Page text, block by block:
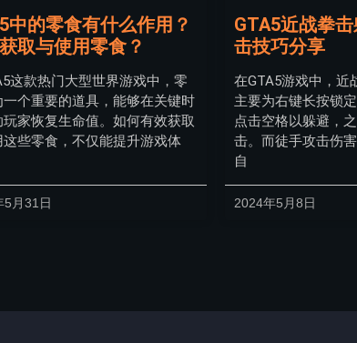
中的零食有什么作用？
取与使用零食？
这款热门大型世界游戏中，零
一个重要的道具，能够在关键时
家恢复生命值。如何有效获取
这些零食，不仅能提升游戏体
5月31日
GTA5近战拳
击技巧分享
在GTA5游戏中，近
主要为右键长按锁
点击空格以躲避，
击。而徒手攻击伤
自
2024年5月8日